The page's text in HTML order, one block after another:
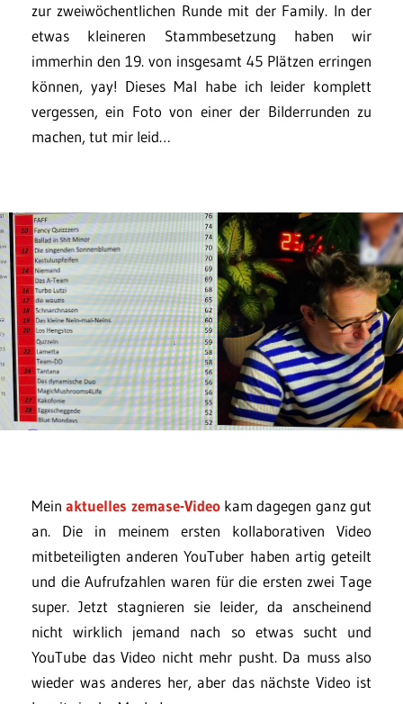
zur zweiwöchentlichen Runde mit der Family. In der
etwas kleineren Stammbesetzung haben wir
immerhin den 19. von insgesamt 45 Plätzen erringen
können, yay! Dieses Mal habe ich leider komplett
vergessen, ein Foto von einer der Bilderrunden zu
machen, tut mir leid…
Meinaktuelles zemase-Videokam dagegen ganz gut
an. Die in meinem ersten kollaborativen Video
mitbeteiligten anderen YouTuber haben artig geteilt
und die Aufrufzahlen waren für die ersten zwei Tage
super. Jetzt stagnieren sie leider, da anscheinend
nicht wirklich jemand nach so etwas sucht und
YouTube das Video nicht mehr pusht. Da muss also
wieder was anderes her, aber das nächste Video ist